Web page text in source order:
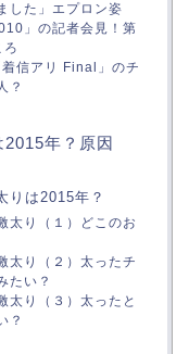
した」エプロン姿
」の記者会見！第
ろ
信アリ Final」のチ
？
年？原因
りは2015年？
太り（１）どこのお
太り（２）太ったチ
たい？
太り（３）太ったと
？